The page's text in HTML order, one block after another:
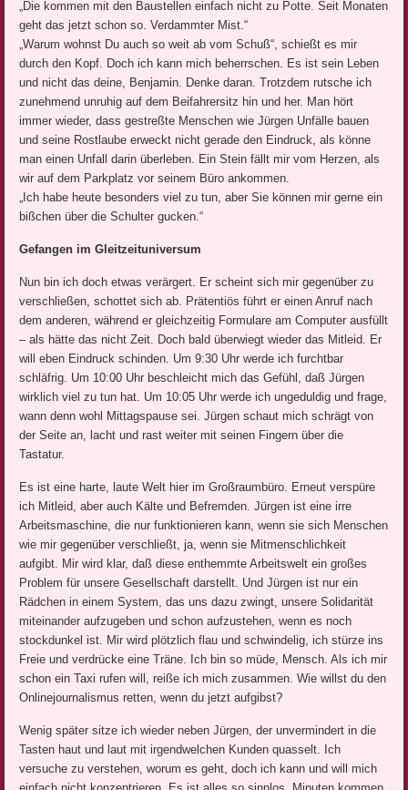
„Die kommen mit den Baustellen einfach nicht zu Potte. Seit Monaten
geht das jetzt schon so. Verdammter Mist.“
„Warum wohnst Du auch so weit ab vom Schuß“, schießt es mir
durch den Kopf. Doch ich kann mich beherrschen. Es ist sein Leben
und nicht das deine, Benjamin. Denke daran. Trotzdem rutsche ich
zunehmend unruhig auf dem Beifahrersitz hin und her. Man hört
immer wieder, dass gestreßte Menschen wie Jürgen Unfälle bauen
und seine Rostlaube erweckt nicht gerade den Eindruck, als könne
man einen Unfall darin überleben. Ein Stein fällt mir vom Herzen, als
wir auf dem Parkplatz vor seinem Büro ankommen.
„Ich habe heute besonders viel zu tun, aber Sie können mir gerne ein
bißchen über die Schulter gucken.“
Gefangen im Gleitzeituniversum
Nun bin ich doch etwas verärgert. Er scheint sich mir gegenüber zu
verschließen, schottet sich ab. Prätentiös führt er einen Anruf nach
dem anderen, während er gleichzeitig Formulare am Computer ausfüllt
– als hätte das nicht Zeit. Doch bald überwiegt wieder das Mitleid. Er
will eben Eindruck schinden. Um 9:30 Uhr werde ich furchtbar
schläfrig. Um 10:00 Uhr beschleicht mich das Gefühl, daß Jürgen
wirklich viel zu tun hat. Um 10:05 Uhr werde ich ungeduldig und frage,
wann denn wohl Mittagspause sei. Jürgen schaut mich schrägt von
der Seite an, lacht und rast weiter mit seinen Fingern über die
Tastatur.
Es ist eine harte, laute Welt hier im Großraumbüro. Erneut verspüre
ich Mitleid, aber auch Kälte und Befremden. Jürgen ist eine irre
Arbeitsmaschine, die nur funktionieren kann, wenn sie sich Menschen
wie mir gegenüber verschließt, ja, wenn sie Mitmenschlichkeit
aufgibt. Mir wird klar, daß diese enthemmte Arbeitswelt ein großes
Problem für unsere Gesellschaft darstellt. Und Jürgen ist nur ein
Rädchen in einem System, das uns dazu zwingt, unsere Solidarität
miteinander aufzugeben und schon aufzustehen, wenn es noch
stockdunkel ist. Mir wird plötzlich flau und schwindelig, ich stürze ins
Freie und verdrücke eine Träne. Ich bin so müde, Mensch. Als ich mir
schon ein Taxi rufen will, reiße ich mich zusammen. Wie willst du den
Onlinejournalismus retten, wenn du jetzt aufgibst?
Wenig später sitze ich wieder neben Jürgen, der unvermindert in die
Tasten haut und laut mit irgendwelchen Kunden quasselt. Ich
versuche zu verstehen, worum es geht, doch ich kann und will mich